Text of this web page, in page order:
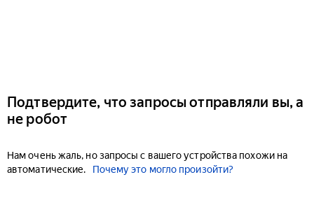
Подтвердите, что запросы отправляли вы, а
не робот
Нам очень жаль, но запросы с вашего устройства похожи на
автоматические.
Почему это могло произойти?